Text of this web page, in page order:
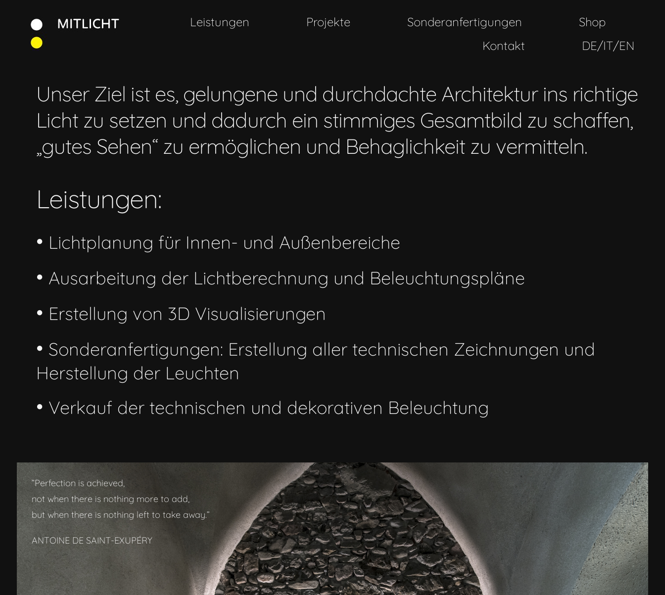
springen
Leistungen Projekte Sonderanfertigungen
Shop
Kontakt
DE/IT/EN
Unser Ziel ist es, gelungene und durchdachte Architektur ins richtige
Licht zu setzen und dadurch ein stimmiges Gesamtbild zu schaffen,
„gutes Sehen“ zu ermöglichen und Behaglichkeit zu vermitteln.
Leistungen:
• Lichtplanung für Innen- und Außenbereiche
• Ausarbeitung der Lichtberechnung und Beleuchtungspläne
• Erstellung von 3D Visualisierungen
• Sonderanfertigungen: Erstellung aller technischen Zeichnungen und
Herstellung der Leuchten
• Verkauf der technischen und dekorativen Beleuchtung
”Perfection is achieved,
not when there is nothing more to add,
but when there is nothing left to take away.”
ANTOINE DE SAINT-EXUPÉRY